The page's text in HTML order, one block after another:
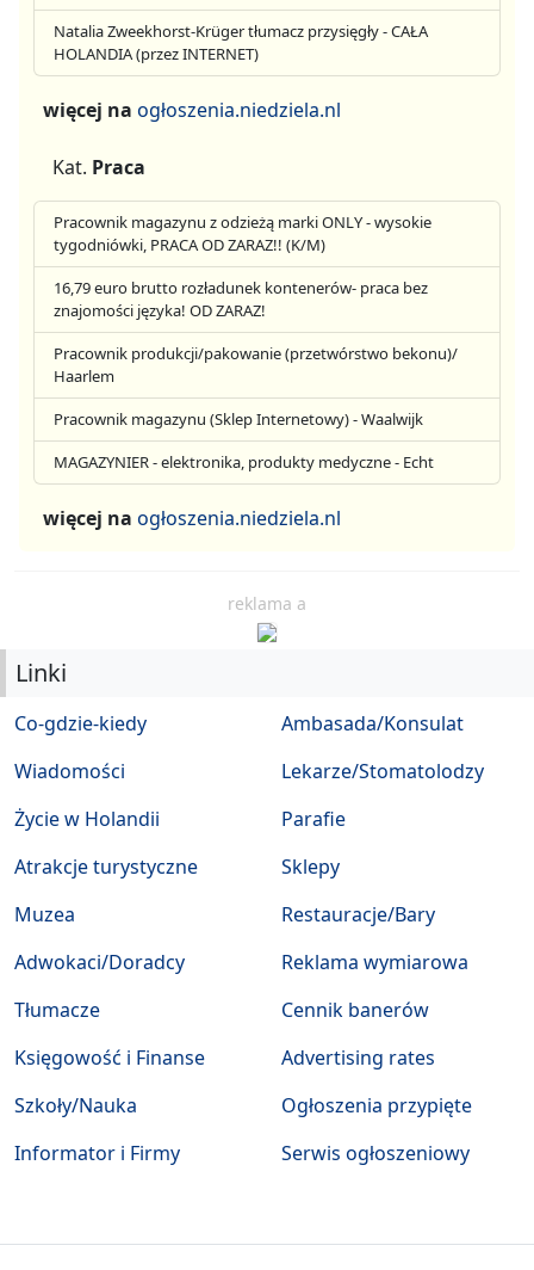
Natalia Zweekhorst-Krüger tłumacz przysięgły - CAŁA
HOLANDIA (przez INTERNET)
więcej na ogłoszenia.niedziela.nl
Kat. Praca
Pracownik magazynu z odzieżą marki ONLY - wysokie
tygodniówki, PRACA OD ZARAZ!! (K/M)
16,79 euro brutto rozładunek kontenerów- praca bez
znajomości języka! OD ZARAZ!
Pracownik produkcji/pakowanie (przetwórstwo bekonu)/
Haarlem
Pracownik magazynu (Sklep Internetowy) - Waalwijk
MAGAZYNIER - elektronika, produkty medyczne - Echt
więcej na ogłoszenia.niedziela.nl
reklama a
Linki
Co-gdzie-kiedy
Wiadomości
Życie w Holandii
Atrakcje turystyczne
Muzea
Ambasada/Konsulat
Lekarze/Stomatolodzy
Parafie
Sklepy
Restauracje/Bary
Adwokaci/Doradcy
Tłumacze
Księgowość i Finanse
Szkoły/Nauka
Informator i Firmy
Reklama wymiarowa
Cennik banerów
Advertising rates
Ogłoszenia przypięte
Serwis ogłoszeniowy